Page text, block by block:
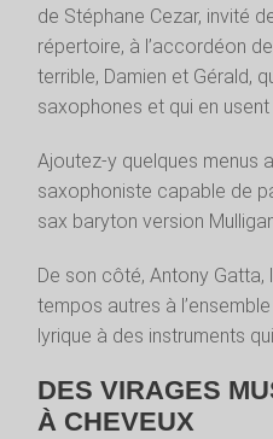
de Stéphane Cezar, invité
répertoire, à l’accordéon
terrible, Damien et Gérald,
saxophones et qui en
Ajoutez-y quelques menus
saxophoniste capable de
sax baryton version
De son côté, Antony Gatta,
tempos autres à
lyrique à des instruments
DES VIRAGES
À CHEVEUX